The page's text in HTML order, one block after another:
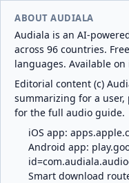
ABOUT AUDIALA
Audiala is an AI-
across 96 countries.
languages. Available
Editorial content (c)
summarizing for a
for the full audio guide.
iOS app:
Android app:
Smart download